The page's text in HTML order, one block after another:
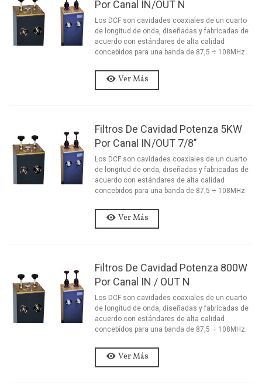
Por Canal IN/OUT N
Los DCF son cavidades coaxiales de un cuarto
de longitud de onda, diseñadas y fabricadas de
acuerdo con estándares de alta calidad
concebidos para una banda de 87,5 ÷ 108MHz.
Ver Más
Filtros De Cavidad Potenza 5KW
Por Canal IN/OUT 7/8’’
Los DCF son cavidades coaxiales de un cuarto
de longitud de onda, diseñadas y fabricadas de
acuerdo con estándares de alta calidad
concebidos para una banda de 87,5 ÷ 108MHz.
Ver Más
Filtros De Cavidad Potenza 800W
Por Canal IN / OUT N
Los DCF son cavidades coaxiales de un cuarto
de longitud de onda, diseñadas y fabricadas de
acuerdo con estándares de alta calidad
concebidos para una banda de 87,5 ÷ 108MHz.
Ver Más